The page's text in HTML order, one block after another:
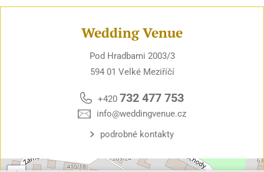
Wedding Venue
Pod Hradbami 2003/3
594 01 Velké Meziříčí
+420 732 477 753
info@weddingvenue.cz
podrobné kontakty